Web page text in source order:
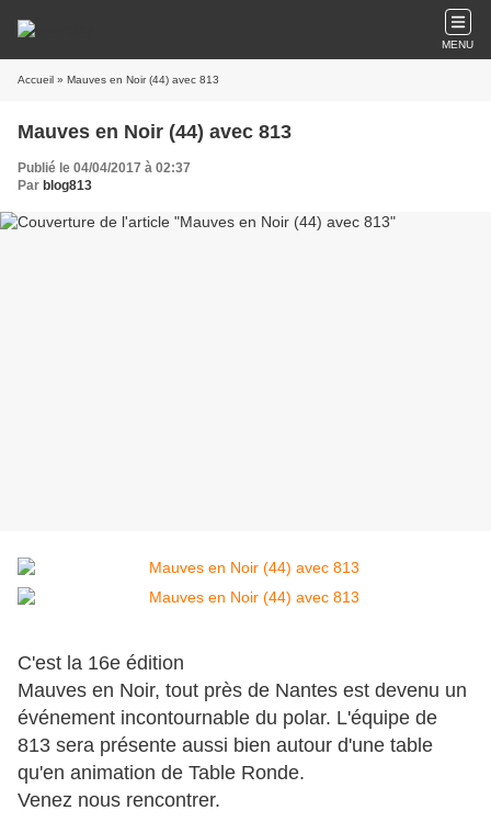
MENU
Accueil » Mauves en Noir (44) avec 813
Mauves en Noir (44) avec 813
Publié le 04/04/2017 à 02:37
Par blog813
C'est la 16e édition
Mauves en Noir, tout près de Nantes est devenu un
événement incontournable du polar. L'équipe de
813 sera présente aussi bien autour d'une table
qu'en animation de Table Ronde.
Venez nous rencontrer.